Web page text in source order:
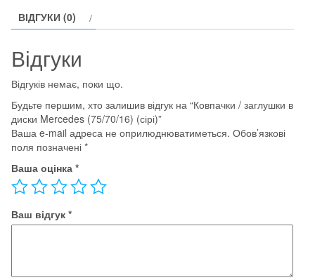
Mercedes
(сірі)
кількість
ВІДГУКИ (0)
Відгуки
Відгуків немає, поки що.
Будьте першим, хто залишив відгук на “Ковпачки / заглушки в
диски Mercedes (75/70/16) (сірі)”
Ваша e-mail адреса не оприлюднюватиметься. Обов’язкові
поля позначені *
Ваша оцінка *
Ваш відгук *